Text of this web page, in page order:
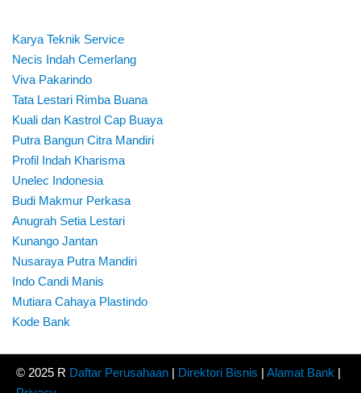
Karya Teknik Service
Necis Indah Cemerlang
Viva Pakarindo
Tata Lestari Rimba Buana
Kuali dan Kastrol Cap Buaya
Putra Bangun Citra Mandiri
Profil Indah Kharisma
Unelec Indonesia
Budi Makmur Perkasa
Anugrah Setia Lestari
Kunango Jantan
Nusaraya Putra Mandiri
Indo Candi Manis
Mutiara Cahaya Plastindo
Kode Bank
© 2025 R Daftar Perusahaan | Direktori Bisnis | Alamat Bank |